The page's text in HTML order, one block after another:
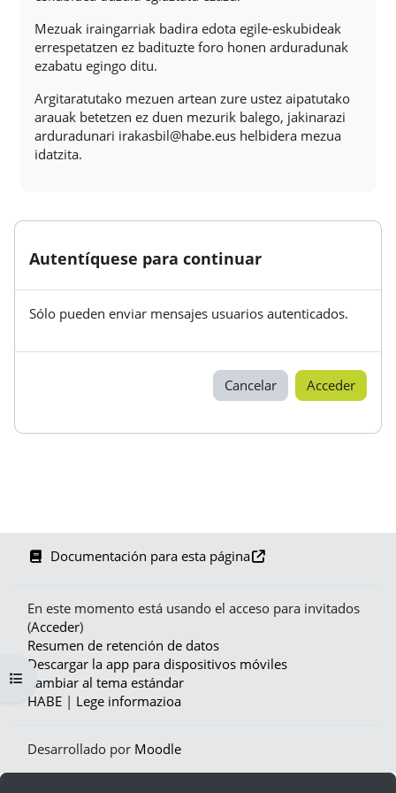
Abrir índice del curso
Mezuak iraingarriak badira edota egile-eskubideak
errespetatzen ez badituzte foro honen arduradunak
ezabatu egingo ditu.
Argitaratutako mezuen artean zure ustez aipatutako
arauak betetzen ez duen mezurik balego, jakinarazi
arduradunari irakasbil@habe.eus helbidera mezua
idatzita.
Autentíquese para continuar
Sólo pueden enviar mensajes usuarios autenticados.
Cancelar Acceder
Documentación para esta página
En este momento está usando el acceso para invitados
(Acceder)
Resumen de retención de datos
Descargar la app para dispositivos móviles
Cambiar al tema estándar
HABE | Lege informazioa
Desarrollado por Moodle